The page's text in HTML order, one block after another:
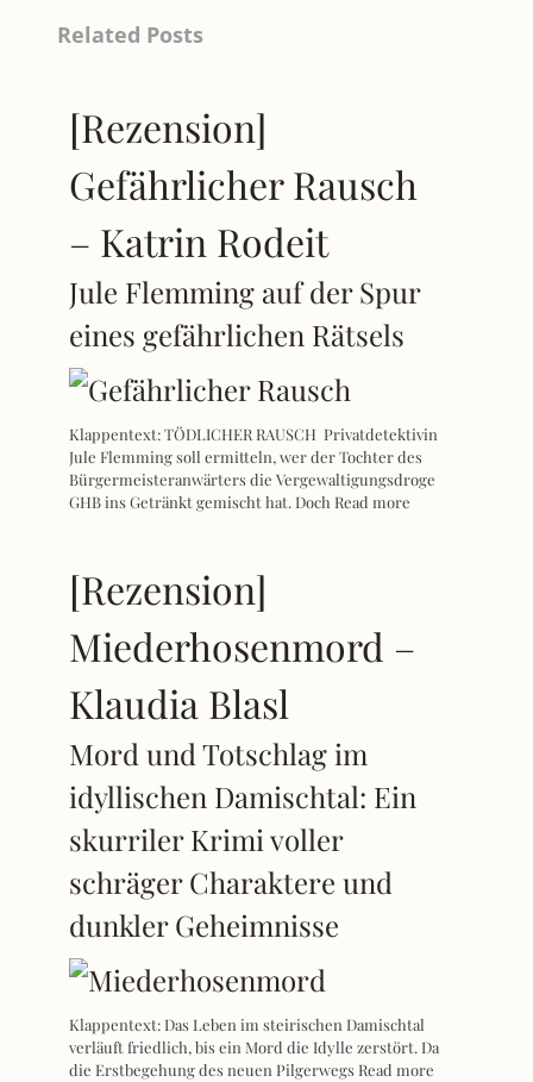
Related Posts
[Rezension]
Gefährlicher Rausch
– Katrin Rodeit
Jule Flemming auf der Spur
eines gefährlichen Rätsels
Klappentext: TÖDLICHER RAUSCH Privatdetektivin
Jule Flemming soll ermitteln, wer der Tochter des
Bürgermeisteranwärters die Vergewaltigungsdroge
GHB ins Getränkt gemischt hat. Doch Read more
[Rezension]
Miederhosenmord –
Klaudia Blasl
Mord und Totschlag im
idyllischen Damischtal: Ein
skurriler Krimi voller
schräger Charaktere und
dunkler Geheimnisse
Klappentext: Das Leben im steirischen Damischtal
verläuft friedlich, bis ein Mord die Idylle zerstört. Da
die Erstbegehung des neuen Pilgerwegs Read more